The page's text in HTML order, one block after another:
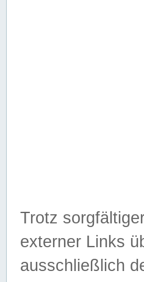
Trotz
externer Links
ausschließlich